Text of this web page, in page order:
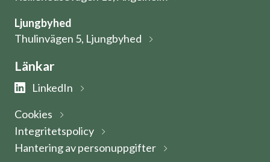
Ljungbyhed
Thulinvägen 5, Ljungbyhed
Länkar
LinkedIn
Cookies
Integritetspolicy
Hantering av personuppgifter